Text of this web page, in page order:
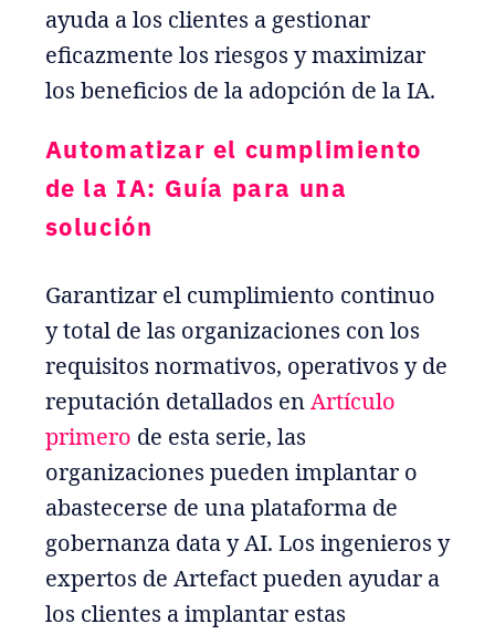
ayuda a los clientes a gestionar
eficazmente los riesgos y maximizar
los beneficios de la adopción de la IA.
Automatizar el cumplimiento
de la IA: Guía para una
solución
Garantizar el cumplimiento continuo
y total de las organizaciones con los
requisitos normativos, operativos y de
reputación detallados enArtículo
primero de esta serie, las
organizaciones pueden implantar o
abastecerse de una plataforma de
gobernanza data y AI. Los ingenieros y
expertos de Artefact pueden ayudar a
los clientes a implantar estas